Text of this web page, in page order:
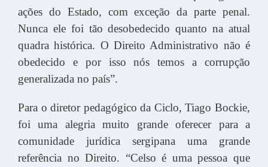
ações do Estado, com exceção da parte penal.
Nunca ele foi tão desobedecido quanto na atual
quadra histórica. O Direito Administrativo não é
obedecido e por isso nós temos a corrupção
generalizada no país”.
Para o diretor pedagógico da Ciclo, Tiago Bockie,
foi uma alegria muito grande oferecer para a
comunidade jurídica sergipana uma grande
referência no Direito. “Celso é uma pessoa que